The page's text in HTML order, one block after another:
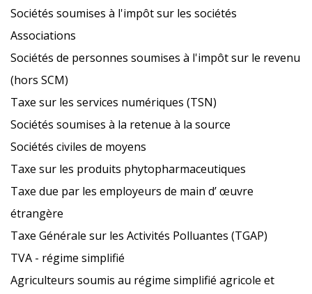
Sociétés soumises à l'impôt sur les sociétés
Associations
Sociétés de personnes soumises à l'impôt sur le revenu
(hors SCM)
Taxe sur les services numériques (TSN)
Sociétés soumises à la retenue à la source
Sociétés civiles de moyens
Taxe sur les produits phytopharmaceutiques
Taxe due par les employeurs de main d’ œuvre
étrangère
Taxe Générale sur les Activités Polluantes (TGAP)
TVA - régime simplifié
Agriculteurs soumis au régime simplifié agricole et